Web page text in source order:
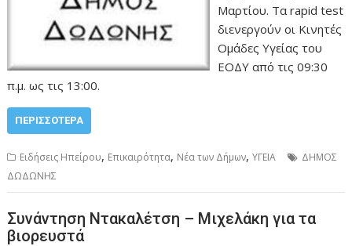
Μαρτίου. Τα rapid test
διενεργούν οι Κινητές
Ομάδες Υγείας του
ΕΟΔΥ από τις 09:30
π.μ. ως τις 13:00.
ΠΕΡΙΣΣΌΤΕΡΑ
Ειδήσεις Ηπείρου, Επικαιρότητα, Νέα των Δήμων,ΥΓΕΙΑ
ΔΗΜΟΣ
ΔΩΔΩΝΗΣ
Συνάντηση Ντακαλέτση – Μιχελάκη για τα
βιορευστά